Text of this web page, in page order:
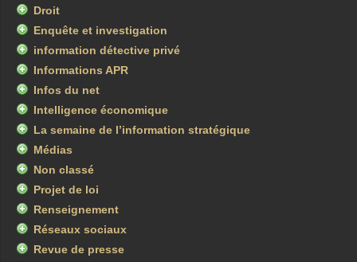
Droit
Enquête et investigation
information détective privé
Informations APR
Infos du net
Intelligence économique
La semaine de l’information stratégique
Médias
Non classé
Projet de loi
Renseignement
Réseaux sociaux
Revue de presse